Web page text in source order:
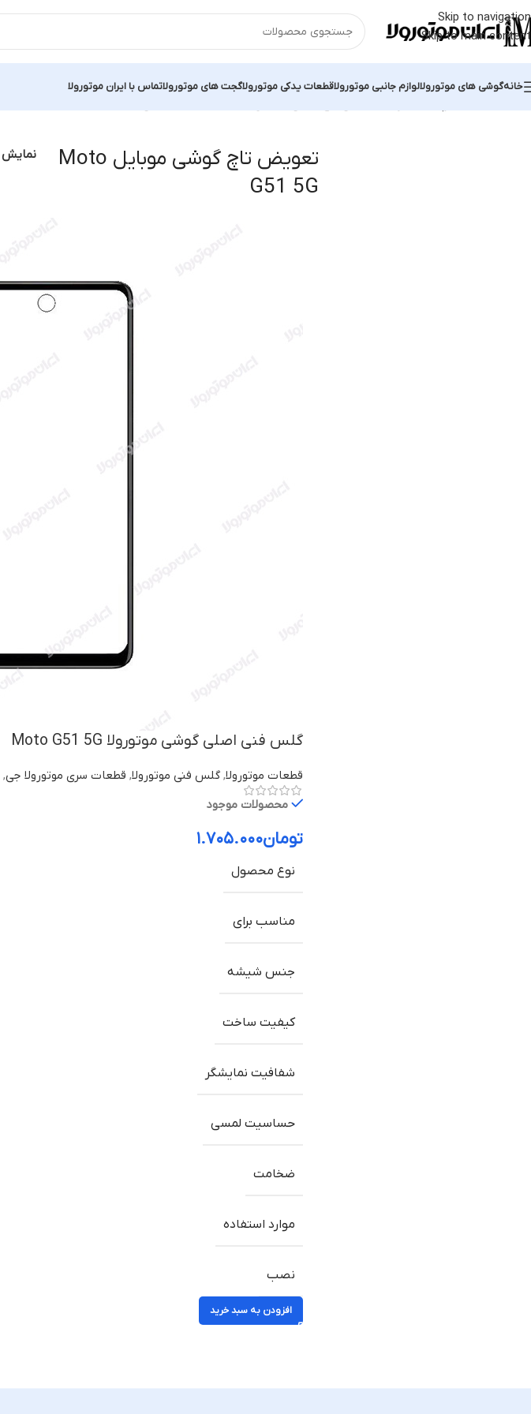
Skip to navigation
Skip to main content
خانهگوشی های موتورولالوازم جانبی موتورولاقطعات یدکی موتورولاگجت های موتورولاتماس با ایران موتورولا
تعویض تاچ گوشی موبایل Moto
G51 5G
نمایش
گلس فنی اصلی گوشی موتورولا Moto G51 5G
قطعات موتورولا, گلس فنی موتورولا, قطعات سری موتورولا جی,
محصولات موجود
تومان۱.۷۰۵.۰۰۰
نوع محصول
مناسب برای
جنس شیشه
کیفیت ساخت
شفافیت نمایشگر
حساسیت لمسی
ضخامت
موارد استفاده
نصب
افزودن به سبد خرید